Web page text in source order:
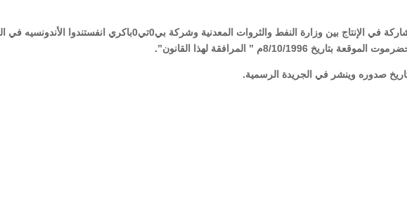
مادة (1): ووفق على اتفاقية المشاركة في الإنتاج بين وزارة النفط والثروات المعدنية وشركة بي0تي0باكري انفستندوا